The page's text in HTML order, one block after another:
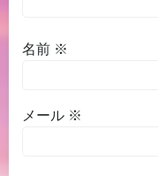
名前 ※
メール ※